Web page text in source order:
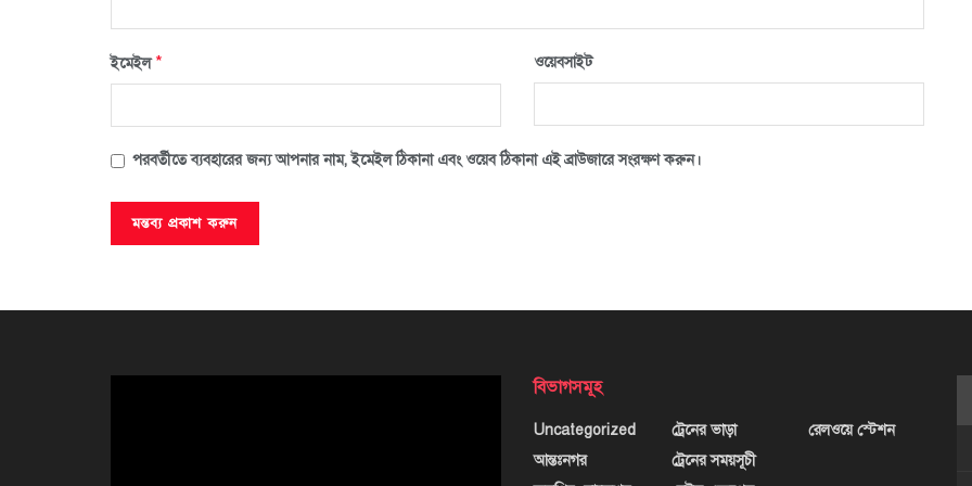
ইমেইল* ওয়েবসাইট
পরবর্তীতে ব্যবহারের জন্য আপনার নাম, ইমেইল ঠিকানা এবং ওয়েব ঠিকানা এই ব্রাউজারে সংরক্ষণ করুন।
বিভাগসমূহ
Uncategorized
আন্তঃনগর
ট্রেনের ভাড়া
ট্রেনের সময়সূচী
রেলওয়ে স্টেশন